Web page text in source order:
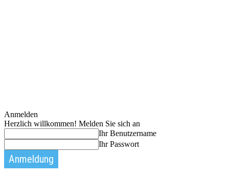
Anmelden
Herzlich willkommen! Melden Sie sich an
Ihr Benutzername
Ihr Passwort